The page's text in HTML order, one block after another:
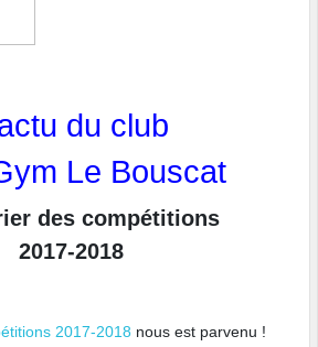
du club
Le Bouscat
des compétitions
2017-2018
2017-2018 nous est parvenu !